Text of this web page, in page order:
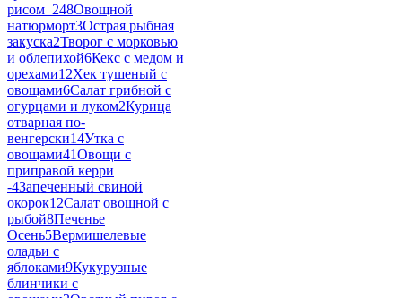
рисом_248Овощной
натюрморт3Острая рыбная
закуска2Творог с морковью
и облепихой6Кекс с медом и
орехами12Хек тушеный с
овощами6Салат грибной с
огурцами и луком2Курица
отварная по-
венгерски14Утка с
овощами41Овощи с
приправой керри
-4Запеченный свиной
окорок12Салат овощной с
рыбой8Печенье
Осень5Вермишелевые
оладьи с
яблоками9Кукурузные
блинчики с